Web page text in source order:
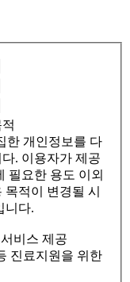
한 개인정보를 다
. 이용자가 제공
필요한 용도 이외
적이 변경될 시
니다.
비스 제공
진료지원을 위한